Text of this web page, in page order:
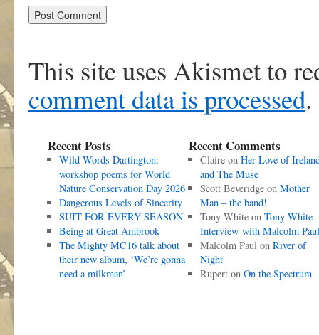
This site uses Akismet to
comment data is processed.
Recent Posts
Wild Words Dartington:
workshop poems for World
Nature Conservation Day 2026
Dangerous Levels of Sincerity
SUIT FOR EVERY SEASON
Being at Great Ambrook
The Mighty MC16 talk about
their new album, ‘We’re gonna
need a milkman’
Recent Comments
Claireon Her Love of
and The Muse
Scott Beveridgeon Mother
Man – the band!
Tony Whiteon Tony White
Interview with Malcolm Paul
Malcolm Paulon River of
Night
Ruperton On the Spectrum